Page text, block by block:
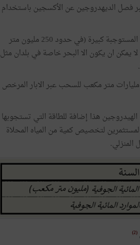
فصل الديهدروجين عن الأكسجين باستخدام
يجب ان يكون الماء المستعمل لإنتاج الهيدروجين نقيا جدا. وبما ان كميات المياه المستوجبة كبيرة (في حدود 250 مليون متر
سنة 2050) فان مصدر هذه المياه لا يمكن ان يكون الا البحر خاصة في بلدان مثل
فقد فاقت نسبة استغلال الموارد المائية الجوفية نسبة 139% مع تخطي عتبة 3 مليارات متر مكعب للسحب عبر الابار المرخص
هذا إضافة للطاقة التي تستجوبها
لتخصيص كمية من المياه المحلاة
المنزلي.
(2)